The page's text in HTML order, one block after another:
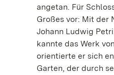
angetan. Für
Großes vor: Mit der
Johann Ludwig
kannte das Werk
orientierte er sich
Garten, der durch